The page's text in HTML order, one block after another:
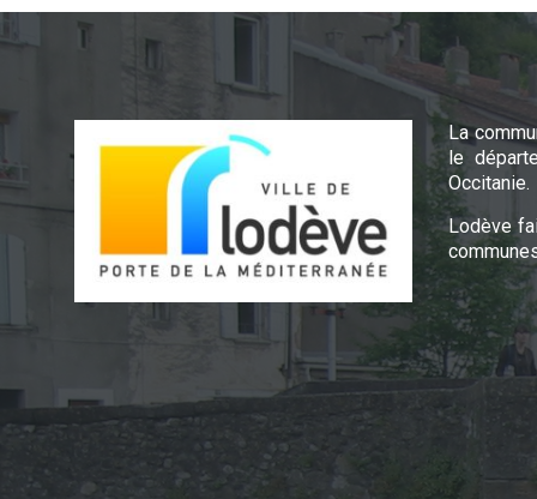
La
le
Occitanie.
Lodève